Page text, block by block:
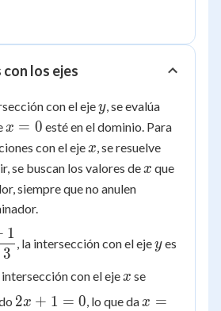
los ejes
con el ejey
y, se evalúaf(0)
x
=
x = 0 esté en el dominio. Para
con el eje x
x , se resuelve
= 0
se buscan los valores de x
x que
siempre que no anulen
3
1
, la intersección con el ejeyes
intersección con el ejex se
2x+1
2x + 1 = 0, lo que dax =
x =